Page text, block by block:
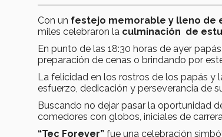
Con un festejo memorable y lleno de
miles celebraron la culminación de
En punto de las 18:30 horas de ayer
preparación de cenas o brindando por
La felicidad en los rostros de los papás y
esfuerzo, dedicación y perseverancia de
Buscando no dejar pasar la oportunidad
comedores con globos, iniciales de
“Tec Forever” fue una celebración